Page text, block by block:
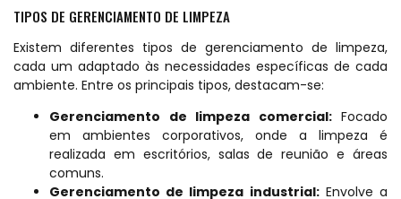
TIPOS DE GERENCIAMENTO DE LIMPEZA
Existem diferentes tipos de gerenciamento de limpeza,
cada um adaptado às necessidades específicas de cada
ambiente. Entre os principais tipos, destacam-se:
Gerenciamento de limpeza comercial:Focado
em ambientes corporativos, onde a limpeza é
realizada em escritórios, salas de reunião e áreas
comuns.
Gerenciamento de limpeza industrial:Envolve a